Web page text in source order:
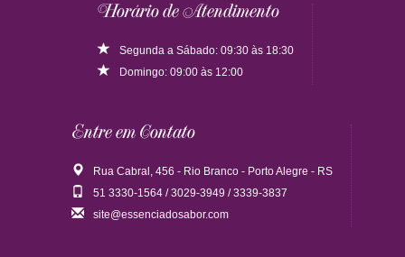
Horário de Atendimento
Segunda a Sábado: 09:30 às 18:30
Domingo: 09:00 às 12:00
Entre em Contato
Rua Cabral, 456 - Rio Branco - Porto Alegre - RS
51 3330-1564 / 3029-3949 / 3339-3837
site@essenciadosabor.com